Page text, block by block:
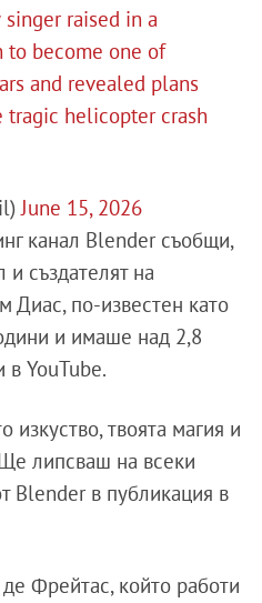
raised in a
become one of
and revealed plans
helicopter crash
June 15, 2026
канал Blender съобщи,
създателят на
Диас, по-известен като
и имаше над 2,8
YouTube.
изкуство, твоята магия и
Ще липсваш на всеки
Blender в публикация в
Фрейтас, който работи